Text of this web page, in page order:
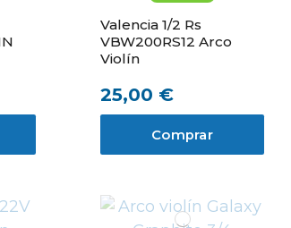
Valencia 1/2 Rs
VBW200RS12 Arco
Violín
25,00 €
Comprar